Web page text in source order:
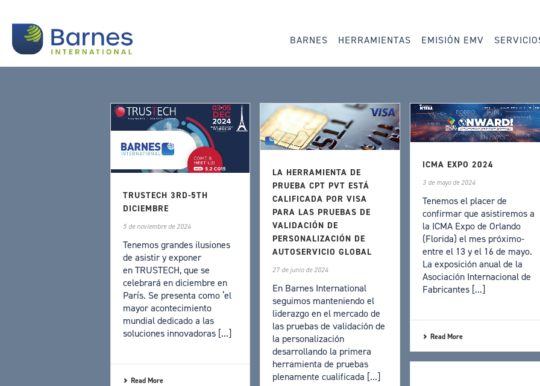
BARNES HERRAMIENTAS EMISIÓN EMV
TRUSTECH 3RD-5TH
DICIEMBRE
5 de noviembre de 2024
Tenemos grandes ilusiones
de asistir y exponer
en TRUSTECH, que se
celebrará en diciembre en
París. Se presenta como ‘el
mayor acontecimiento
mundial dedicado a las
soluciones innovadoras [...]
Read More
LA HERRAMIENTA DE
PRUEBA CPT PVT ESTÁ
CALIFICADA POR VISA
PARA LAS PRUEBAS DE
VALIDACIÓN DE
PERSONALIZACIÓN DE
AUTOSERVICIO GLOBAL
27 de junio de 2024
En Barnes International
seguimos manteniendo el
liderazgo en el mercado de
las pruebas de validación de
la personalización
desarrollando la primera
herramienta de pruebas
plenamente cualificada [...]
ICMA EXPO 2024
3 de mayo de 2024
Tenemos el placer de
confirmar que asistiremos a
la ICMA Expo de Orlando
(Florida) el mes próximo-
entre el 13 y el 16 de mayo.
La exposición anual de la
Asociación Internacional de
Fabricantes [...]
Read More